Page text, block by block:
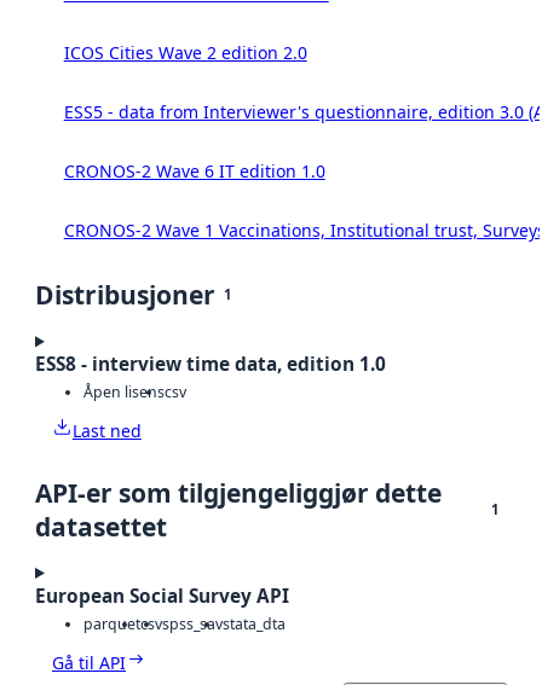
ICOS Cities Wave 2 edition 2.0
ESS5 - data from Interviewer's questionnaire, edition 3.0
CRONOS-2 Wave 6 IT edition 1.0
CRONOS-2 Wave 1 Vaccinations, Institutional trust,
Distribusjoner 1
ESS8 - interview time data, edition 1.0
Åpen lisenscsv
Last ned
API-er som tilgjengeliggjør dette
datasettet
1
European Social Survey API
parquetcsvspss_savstata_dta
Gå til API